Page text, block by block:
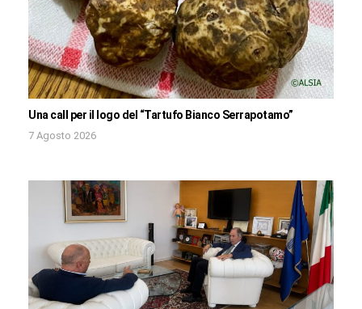
Una call per il logo del “Tartufo Bianco Serrapotamo”
7 Agosto 2026